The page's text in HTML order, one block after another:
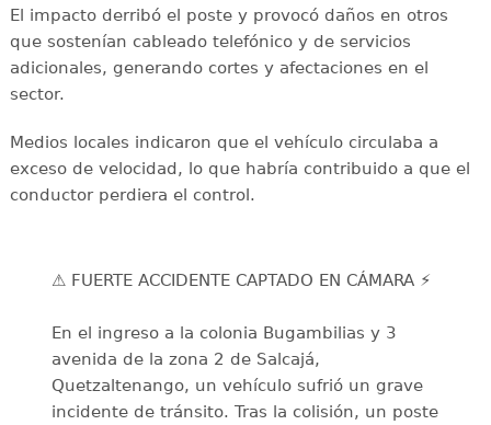
El impacto derribó el poste y provocó daños en otros
que sostenían cableado telefónico y de servicios
adicionales, generando cortes y afectaciones en el
sector.
Medios locales indicaron que el vehículo circulaba a
exceso de velocidad, lo que habría contribuido a que el
conductor perdiera el control.
⚠️ FUERTE ACCIDENTE CAPTADO EN CÁMARA ⚡
En el ingreso a la colonia Bugambilias y 3
avenida de la zona 2 de Salcajá,
Quetzaltenango, un vehículo sufrió un grave
incidente de tránsito. Tras la colisión, un poste